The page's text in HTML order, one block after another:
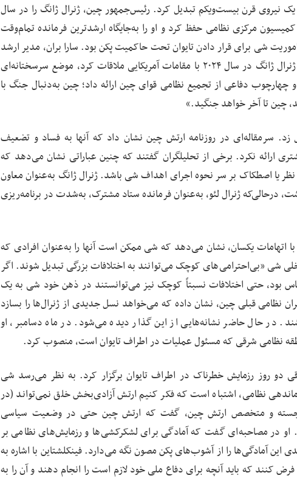
نیروی قرن بیست‌ویکم تبدیل کرد. رئیس‌جمهور چین، ژنرال ژانگ را در سال
مرکزی نظامی حفظ کرد و او را به‌جایگاه ارشدترین فرمانده تمام‌وقت
شی برای قرار دادن تایوان تحت حاکمیت پکن بود. سارا بران، مدیر ارشد
امور چین و تایوان در شورای امنیت ملی، گفت که وقتی ژنرال ژانگ در سال ۲۰۲۴ با مقامات آمریکایی ملاقات کرد، موضع سرسختانه‌ای
چهارچوب دفاعی از تجمیع نظامی قوای چین ارائه داد؛ چین به‌دنبال جنگ با
چین تا آخر خواهد جنگید.»
سرمقاله‌ای در روزنامه ارتش چین نشان داد که آنها به فساد و تضعیف
ارائه نکرد. برخی از تحلیلگران گفتند که چنین عباراتی نشان می‌دهد که
یا اصطکاک بر سر نحوه اجرای اهداف شی باشد. ژنرال ژانگ به‌عنوان معاون
ژنرال لئو، به‌عنوان فرمانده ستاد مشترک، به‌شدت در برنامه‌ریزی
اتهامات یکسان، نشان می‌دهد که شی ممکن است آنها را به‌عنوان افرادی که
شی «بی‌احترامی‌های کوچک می‌توانند به اختلافات بزرگی تبدیل شوند. اگر
بود، حتی اختلافات نسبتاً کوچک نیز می‌توانستند در ذهن خود شی به یک
نظامی قبلی چین، نشان داده که می‌خواهد نسل جدیدی از ژنرال‌ها را بسازد
در حال حاضر نشانه‌هایی از این گذار دیده می‌شود. در ماه دسامبر، او
نظامی شرقی که مسئول عملیات در اطراف تایوان است، منصوب کرد.
روز رزمایش خطرناک در اطراف تایوان برگزار کرد. به نظر می‌رسد شی
نظامی، اشتباه است که فکر کنیم ارتش آزادی‌بخش خلق نمی‌تواند (در
و متخصص ارتش چین، گفت که ارتش چین حتی در وضعیت سیاسی
او در مصاحبه‌ای گفت که آمادگی برای لشکرکشی‌ها و رزمایش‌های نظامی بر
آمادگی‌ها را از آشوب‌های پکن مصون نگه می‌دارد. فینکلشتاین با اشاره به
کنند که باید آنچه برای دفاع ملی خود لازم است را انجام دهند و آن را به